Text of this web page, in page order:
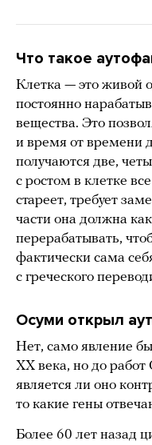
Что такое
Клетка — это живой
постоянно
вещества. Это
и время от времени
получаются две,
с ростом в клетке
стареет, требует
части она должна
перерабатывать,
фактически сама
с греческого
Осуми открыл
Нет, само явление
XX века, но до
является ли оно
то какие гены
Более 60 лет назад